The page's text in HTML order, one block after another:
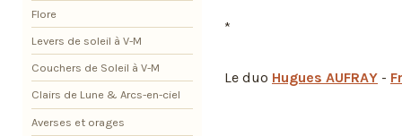
*
Le duo Hugues AUFRAY -
Flore
Levers de soleil à V-M
Couchers de Soleil à V-M
Clairs de Lune & Arcs-en-ciel
Averses et orages